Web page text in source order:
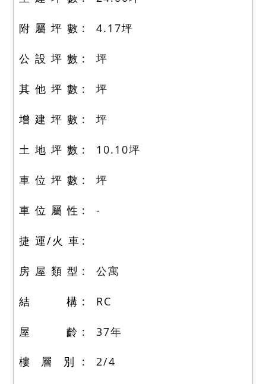
附 屬 坪 數 4.17坪
公 設 坪 數 坪
其 他 坪 數 坪
增 建 坪 數 坪
土 地 坪 數 10.10坪
車 位 坪 數 坪
車 位 屬 性 -
捷 運/火 車
房 屋 類 型 公寓
結 構 RC
屋 齡 37年
樓 層 別 2/4